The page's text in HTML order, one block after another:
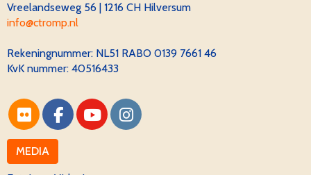
Vreelandseweg 56 | 1216 CH Hilversum
ofni@ctromp.nl
Rekeningnummer: NL51 RABO 0139 7661 46
KvK nummer: 40516433
MEDIA